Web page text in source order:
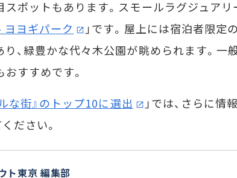
ポットもあります。スモールラグジュアリ
ヨヨギパーク
」です。屋上には宿泊者限定
、緑豊かな代々木公園が眺められます。一
すすめです。
な街』のトップ10に選出
」では、さらに情
ださい。
ト東京 編集部